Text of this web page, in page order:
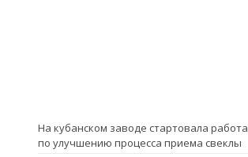
На кубанском заводе стартовала работа
по улучшению процесса приема свеклы